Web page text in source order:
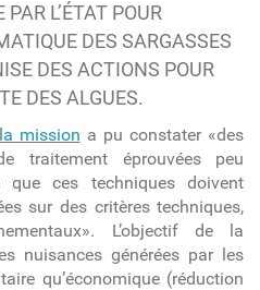
L’ÉTAT POUR
DES SARGASSES
DES ACTIONS POUR
DES ALGUES.
la mission a pu constater «des
traitement éprouvées peu
que ces techniques doivent
sur des critères techniques,
L’objectif de la
nuisances générées par les
qu’économique (réduction